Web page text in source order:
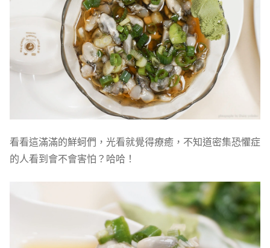
看看這滿滿的鮮蚵們，光看就覺得療癒，不知道密集恐懼症
的人看到會不會害怕？哈哈！